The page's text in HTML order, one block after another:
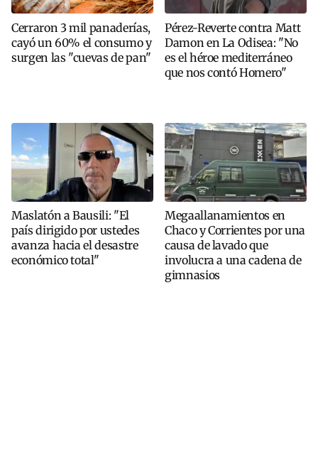
Cerraron 3 mil panaderías,
cayó un 60% el consumo y
surgen las "cuevas de pan"
Pérez-Reverte contra Matt
Damon en La Odisea: "No
es el héroe mediterráneo
que nos contó Homero"
Maslatón a Bausili: "El
país dirigido por ustedes
avanza hacia el desastre
económico total"
Megaallanamientos en
Chaco y Corrientes por una
causa de lavado que
involucra a una cadena de
gimnasios